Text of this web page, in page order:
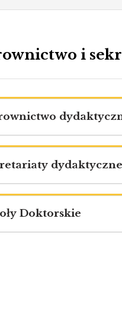
i
dydaktyczne
Doktorskie